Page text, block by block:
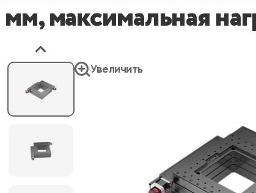
мм, максимальная
Увеличить